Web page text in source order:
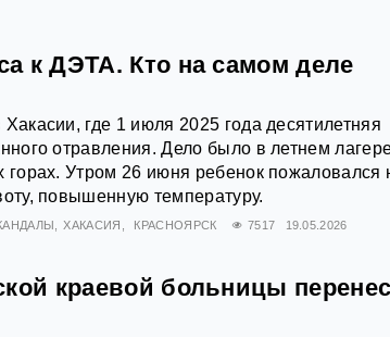
к ДЭТА. Кто на самом деле
где 1 июля 2025 года десятилетняя
отравления. Дело было в летнем
горах. Утром 26 июня ребенок пожаловался
повышенную температуру.
ХАКАСИЯ КРАСНОЯРСК 7517 19.05.2026
краевой больницы